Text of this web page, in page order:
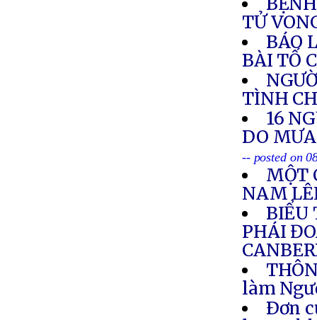
TỬ
BÁO
BÀI TỐ
TÌNH
16
DO
-- posted on
MỘT
NAM
BIỂU
PHÁI
làm
Ðơn